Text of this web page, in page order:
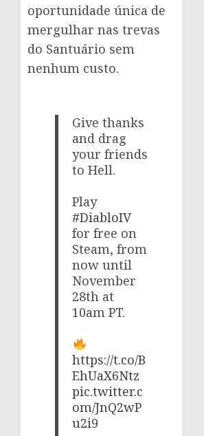
oportunidade única de
mergulhar nas trevas
do Santuário sem
nenhum custo.
Give thanks
and drag
your friends
to Hell.
Play
#DiabloIV
for free on
Steam, from
now until
November
28th at
10am PT.
https://t.co/B
EhUaX6Ntz
pic.twitter.c
om/JnQ2wP
u2i9